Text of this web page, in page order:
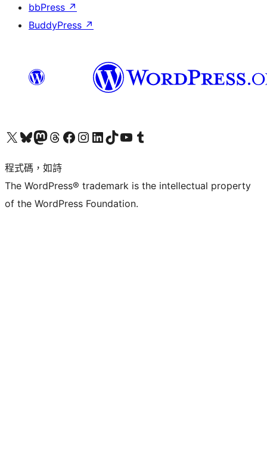
bbPress ↗
BuddyPress ↗
查看我們的 X (之前的 Twitter) 帳號造訪我們的 Bluesky 帳號造訪我們的 Mastodon 帳號造訪我們的 Threads 帳號 造訪我們的 Facebook 粉絲專頁Visit our Instagram account
Visit our LinkedIn account
造訪我們的 TikTok 帳號Visit our YouTube channel
造訪我們的 Tumblr 帳號
程式碼，如詩
The WordPress® trademark is the intellectual property
of the WordPress Foundation.